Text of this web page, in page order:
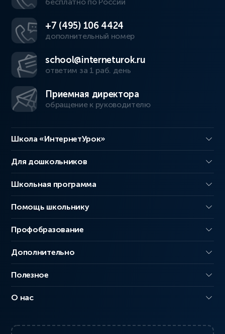
бесплатно по России
+7 (495) 106 4424
дополнительный номер
school@interneturok.ru
ответим за 1 раб. день
Приемная директора
обращение к руководителю
Школа «ИнтернетУрок»
Для дошкольников
Школьная программа
Помощь школьнику
Профобразование
Дополнительно
Полезное
О нас